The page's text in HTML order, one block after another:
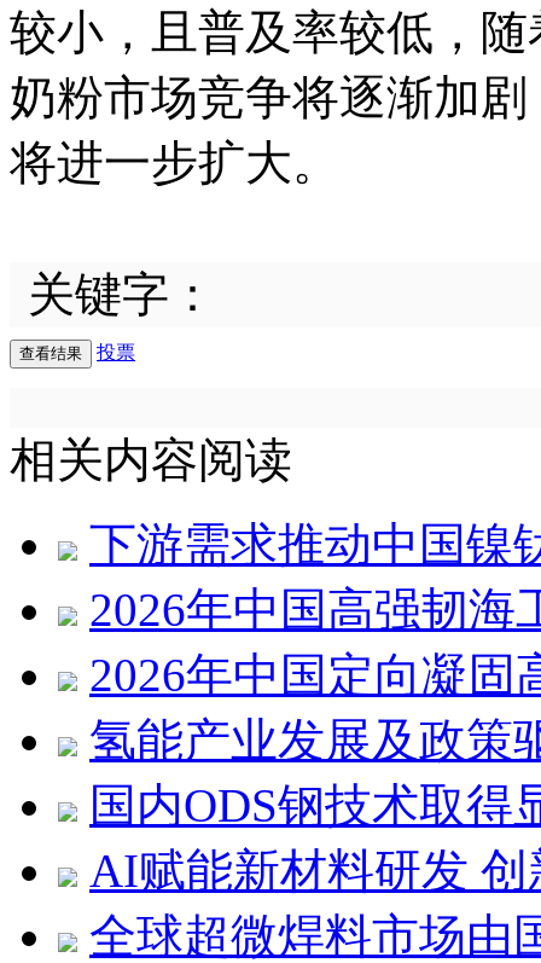
较小，且普及率较低，
奶粉市场竞争将逐渐加
将进一步扩大。
关键字：
投票
相关内容阅读
下游需求推动中国镍
2026年中国高强韧海
2026年中国定向凝固
氢能产业发展及政策
国内ODS钢技术取得
AI赋能新材料研发
全球超微焊料市场由